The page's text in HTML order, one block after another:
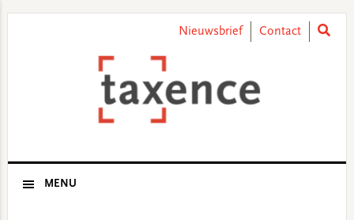
Nieuwsbrief Contact
MENU